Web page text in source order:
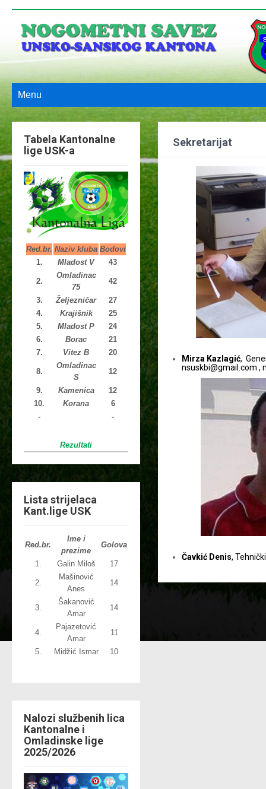
Menu
Tabela Kantonalne
lige USK-a
Red.br. Naziv kluba Bodovi
1.
Mladost V 43
2.
Omladinac
75
42
3. Željezničar
27
4.
Krajišnik
25
5.
Mladost P
24
6.
Borac
21
7.
Vitez B 20
8.
Omladinac
S
12
9. Kamenica
12
10.
Korana
6
-
-
Rezultati
Lista strijelaca
Kant.lige USK
Red.br.
Ime i
prezime
Golova
1. Galin Miloš 17
2.
Mašinović
Anes
14
3.
Šakanović
Amar
14
4.
Pajazetović
Amar
11
5. Midžić Ismar 10
Nalozi službenih lica
Kantonalne i
Omladinske lige
2025/2026
Sekretarijat
Mirza Kazlagić,
nsuskbi@gmail.com ,
Čavkić Denis,